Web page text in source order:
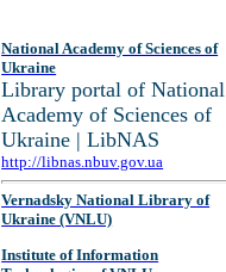
National Academy of Sciences of
Ukraine
Library portal of National
Academy of Sciences of
Ukraine | LibNAS
http://libnas.nbuv.gov.ua
Vernadsky National Library of
Ukraine (VNLU)
Institute of Information